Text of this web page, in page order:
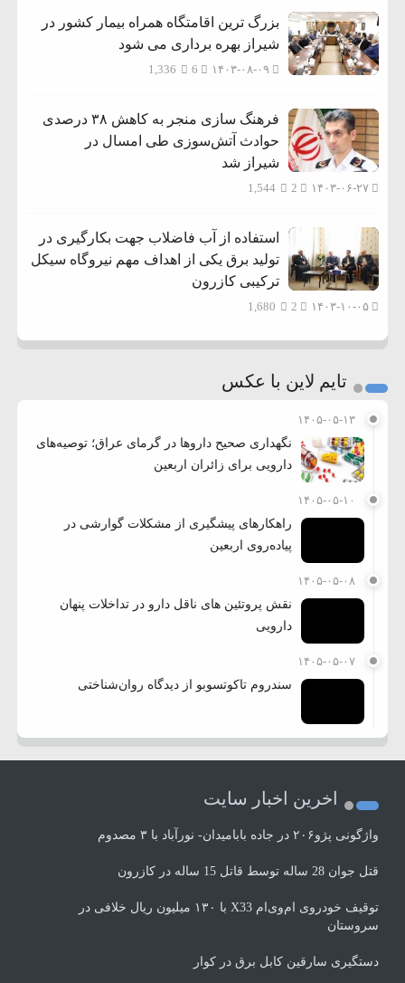
بزرگ ترین اقامتگاه همراه بیمار کشور در
شیراز بهره برداری می شود
۱۴۰۳-۰۸-۰۹ 1,336
فرهنگ سازی منجر به کاهش ۳۸ درصدی
حوادث آتش‌سوزی طی امسال در
شیراز شد
۱۴۰۳-۰۶-۲۷ 1,544
استفاده از آب فاضلاب جهت بکارگیری در
تولید برق یکی از اهداف مهم نیروگاه سیکل
ترکیبی کازرون
۱۴۰۳-۱۰-۰۵ 1,680
تایم لاین با عکس
۱۴۰۵-۰۵-۱۳
نگهداری صحیح داروها در گرمای عراق؛ توصیه‌های
دارویی برای زائران اربعین
۱۴۰۵-۰۵-۱۰
راهکارهای پیشگیری از مشکلات گوارشی در
پیاده‌روی اربعین
۱۴۰۵-۰۵-۰۸
نقش پروتئین های ناقل دارو در تداخلات پنهان
دارویی
۱۴۰۵-۰۵-۰۷
سندروم تاکوتسوبو از دیدگاه روان‌شناختی
اخرین اخبار سایت
واژگونی پژو۲۰۶ در جاده بابامیدان- نورآباد با ۳ مصدوم
قتل جوان 28 ساله توسط قاتل 15 ساله در کازرون
توقیف خودروی ام‌وی‌ام X33 با ۱۳۰ میلیون ریال خلافی در
سروستان
دستگیری سارقین کابل برق در کوار